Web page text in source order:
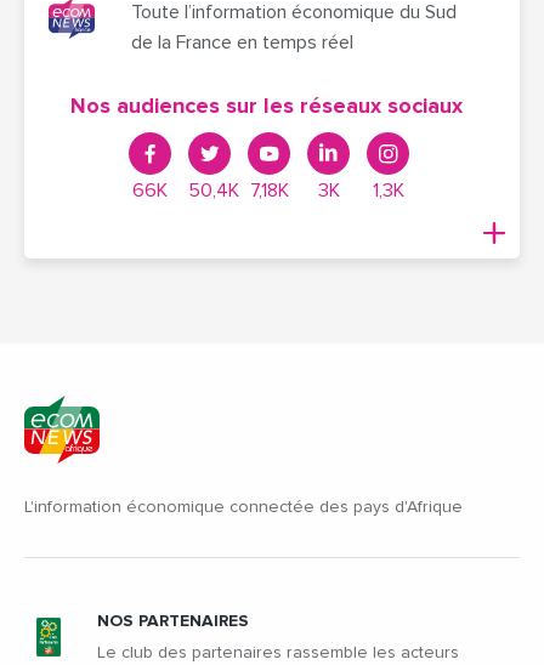
Toute l’information économique du Sud
de la France en temps réel
Nos audiences sur les réseaux sociaux
66K 50,4K 7,18K 3K 1,3K
L'information économique connectée des pays d'Afrique
NOS PARTENAIRES
Le club des partenaires rassemble les acteurs